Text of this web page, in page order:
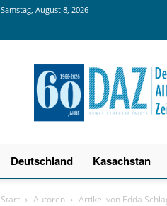
Samstag, August 8, 2026
Deutsche
Zeitung
Deutschland Kasachstan
Start Autoren Artikel von Edda